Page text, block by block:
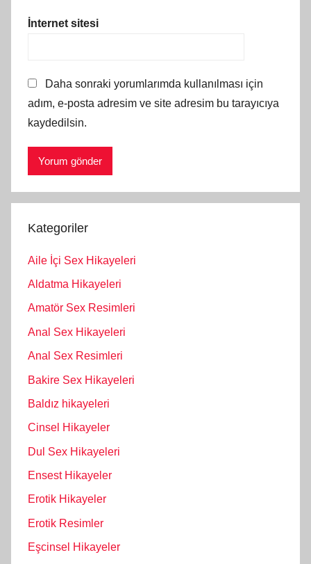
İnternet sitesi
Daha sonraki yorumlarımda kullanılması için
adım, e-posta adresim ve site adresim bu tarayıcıya
kaydedilsin.
Kategoriler
Aile İçi Sex Hikayeleri
Aldatma Hikayeleri
Amatör Sex Resimleri
Anal Sex Hikayeleri
Anal Sex Resimleri
Bakire Sex Hikayeleri
Baldız hikayeleri
Cinsel Hikayeler
Dul Sex Hikayeleri
Ensest Hikayeler
Erotik Hikayeler
Erotik Resimler
Eşcinsel Hikayeler